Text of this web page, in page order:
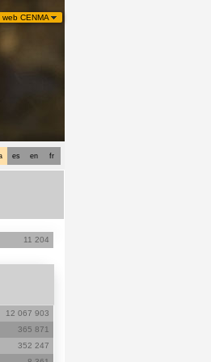
web CENMA
fr
en
es
11 204
12 067 903
365 871
352 247